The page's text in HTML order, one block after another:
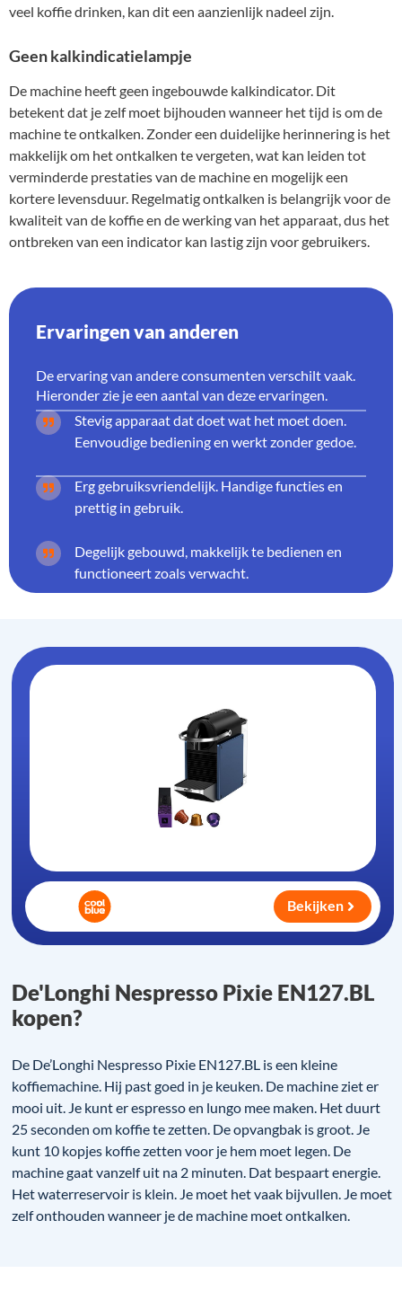
veel koffie drinken, kan dit een aanzienlijk nadeel zijn.
Geen kalkindicatielampje
De machine heeft geen ingebouwde kalkindicator. Dit
betekent dat je zelf moet bijhouden wanneer het tijd is om de
machine te ontkalken. Zonder een duidelijke herinnering is het
makkelijk om het ontkalken te vergeten, wat kan leiden tot
verminderde prestaties van de machine en mogelijk een
kortere levensduur. Regelmatig ontkalken is belangrijk voor de
kwaliteit van de koffie en de werking van het apparaat, dus het
ontbreken van een indicator kan lastig zijn voor gebruikers.
Ervaringen van anderen
De ervaring van andere consumenten verschilt vaak.
Hieronder zie je een aantal van deze ervaringen.
Stevig apparaat dat doet wat het moet doen.
Eenvoudige bediening en werkt zonder gedoe.
Erg gebruiksvriendelijk. Handige functies en
prettig in gebruik.
Degelijk gebouwd, makkelijk te bedienen en
functioneert zoals verwacht.
De'Longhi Nespresso Pixie EN127.BL
kopen?
De De’Longhi Nespresso Pixie EN127.BL is een kleine
koffiemachine. Hij past goed in je keuken. De machine ziet er
mooi uit. Je kunt er espresso en lungo mee maken. Het duurt
25 seconden om koffie te zetten. De opvangbak is groot. Je
kunt 10 kopjes koffie zetten voor je hem moet legen. De
machine gaat vanzelf uit na 2 minuten. Dat bespaart energie.
Het waterreservoir is klein. Je moet het vaak bijvullen. Je moet
zelf onthouden wanneer je de machine moet ontkalken.
Bekijken